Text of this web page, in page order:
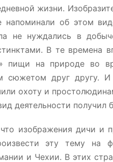
жизни.
об этом
не нуждались в
В те времена
пищи на природе во
сюжетом друг другу.
охоту и
деятельности получил
изображения дичи и
эту тему на
и Чехии. В этих